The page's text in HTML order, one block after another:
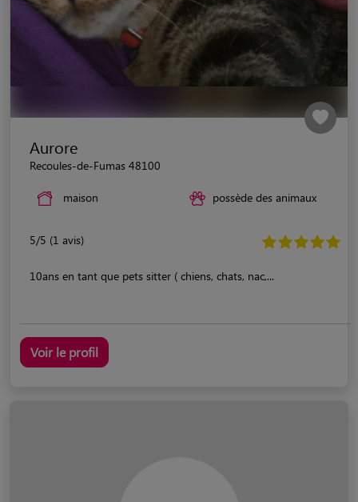
Aurore
Recoules-de-Fumas 48100
maison possède des animaux
5/5 (1 avis)
10ans en tant que pets sitter ( chiens, chats, nac,...
Voir le profil